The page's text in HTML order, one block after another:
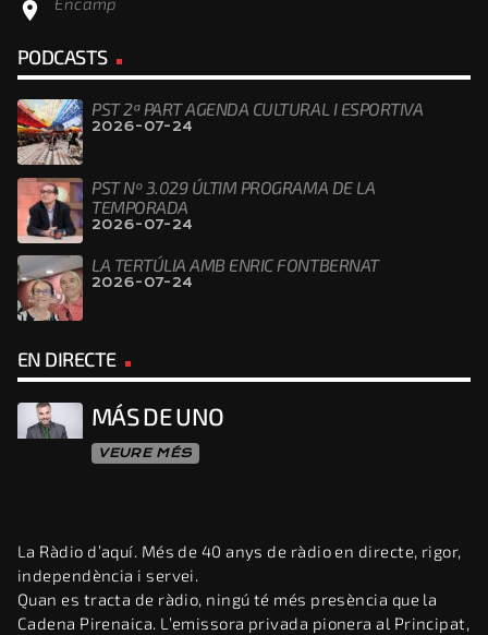
location_on
PODCASTS
PST 2ª PART AGENDA CULTURAL I ESPORTIVA
2026-07-24
PST Nº 3.029 ÚLTIM PROGRAMA DE LA
TEMPORADA
2026-07-24
LA TERTÚLIA AMB ENRIC FONTBERNAT
2026-07-24
EN DIRECTE
MÁS DE UNO
VEURE MÉS
La Ràdio d’aquí. Més de 40 anys de ràdio en directe, rigor,
independència i servei.
Quan es tracta de ràdio, ningú té més presència que la
Cadena Pirenaica. L’emissora privada pionera al Principat,